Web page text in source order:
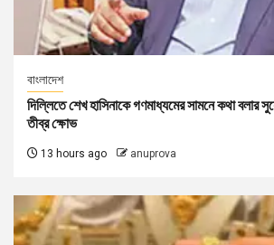
বাংলাদেশ
দিল্লিতে শেখ হাসিনাকে গণমাধ্যমের সামনে কথা বলার
তীব্র ক্ষোভ
13 hours ago anuprova